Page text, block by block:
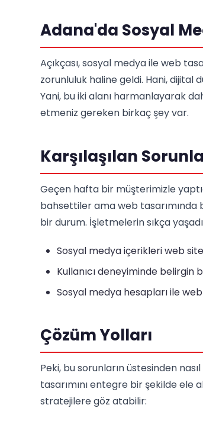
Adana'da Sosyal
Açıkçası, sosyal medya ile web
zorunluluk haline geldi. Hani,
Yani, bu iki alanı harmanlayarak
etmeniz gereken birkaç şey var.
Karşılaşılan
Geçen hafta bir müşterimizle
bahsettiler ama web tasarımında
bir durum. İşletmelerin sıkça
Sosyal medya içerikleri web
Kullanıcı deneyiminde belirgin
Sosyal medya hesapları ile
Çözüm Yolları
Peki, bu sorunların üstesinden
tasarımını entegre bir şekilde
stratejilere göz atabilir: